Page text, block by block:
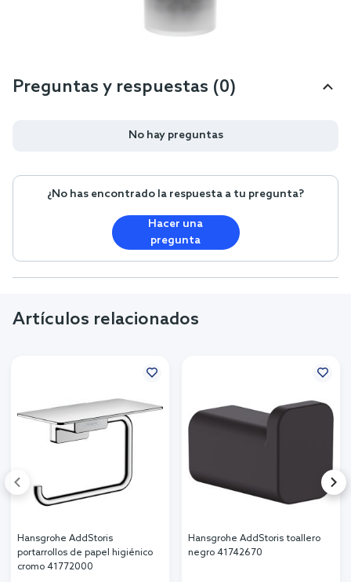
Preguntas y respuestas (0)
No hay preguntas
¿No has encontrado la respuesta a tu pregunta?
Hacer una
pregunta
Artículos relacionados
Hansgrohe AddStoris
portarrollos de papel higiénico
cromo 41772000
Hansgrohe AddStoris toallero
negro 41742670